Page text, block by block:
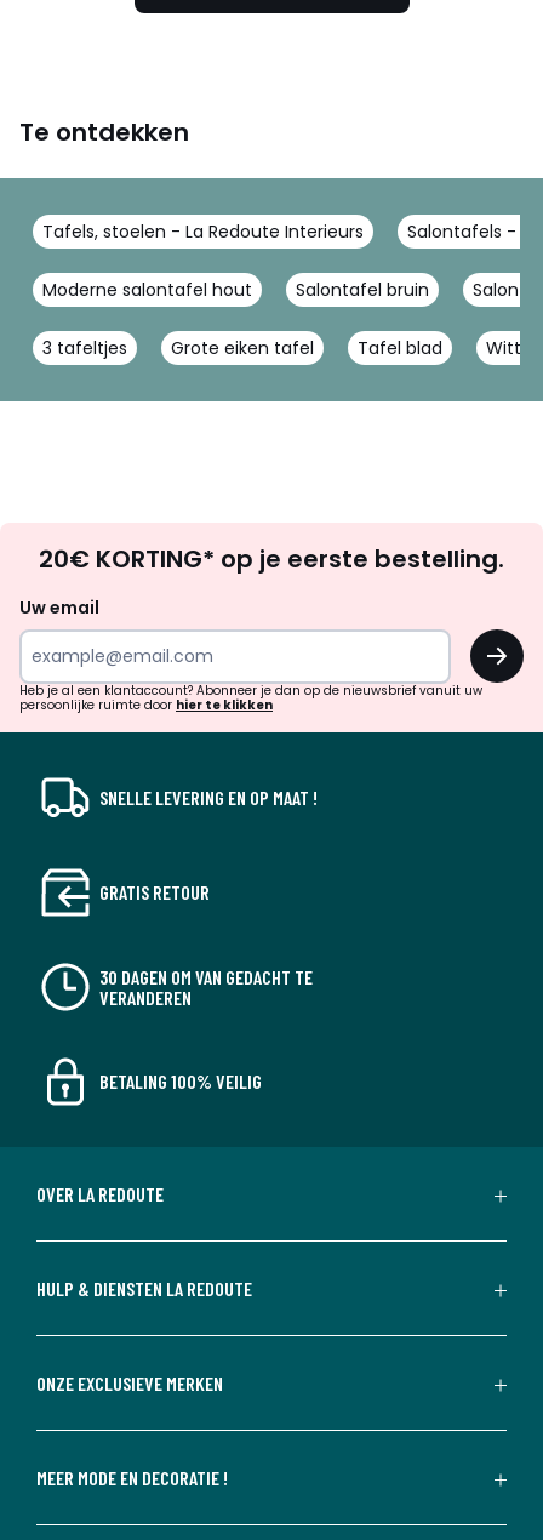
Te ontdekken
Tafels, stoelen - La Redoute Interieurs Salontafels -
Moderne salontafel hout Salontafel bruin
3 tafeltjes Grote eiken tafel Tafel blad Witte
zoek
inspiratie
verrassingen?
20€ KORTING* op je eerste bestelling.
Uw email
OK
Heb je al een klantaccount? Abonneer je dan op de nieuwsbrief vanuit uw
persoonlijke ruimte door hier te klikken
SNELLE LEVERING EN OP MAAT !
GRATIS RETOUR
30 DAGEN OM VAN GEDACHT TE
VERANDEREN
BETALING 100% VEILIG
OVER LA REDOUTE
HULP & DIENSTEN LA REDOUTE
ONZE EXCLUSIEVE MERKEN
MEER MODE EN DECORATIE !